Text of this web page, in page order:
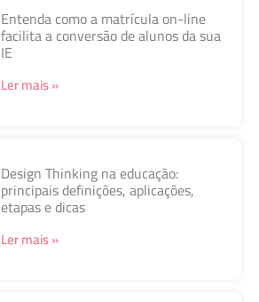
Entenda como a matrícula on-line
facilita a conversão de alunos da sua
IE
Ler mais »
Design Thinking na educação:
principais definições, aplicações,
etapas e dicas
Ler mais »